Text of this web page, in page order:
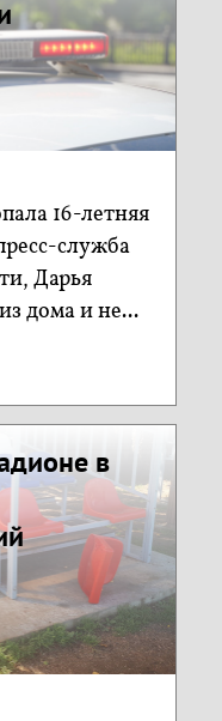
16-летняя
служба
Дарья
дома и не...
в